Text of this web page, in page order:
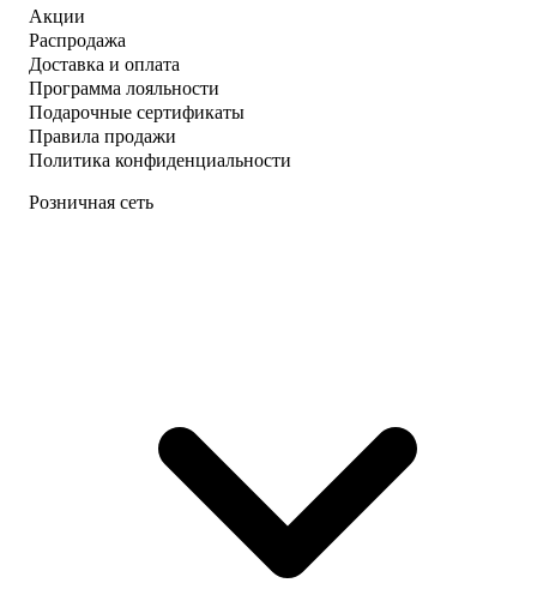
Акции
Распродажа
Доставка и оплата
Программа лояльности
Подарочные сертификаты
Правила продажи
Политика конфиденциальности
Розничная сеть